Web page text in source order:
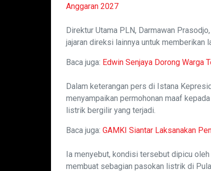
Anggaran 2027
Direktur Utama PLN, Darmawan
jajaran direksi lainnya untuk memberikan
Baca juga: Edwin Senjaya Dorong Warga
Dalam keterangan pers di Istana
menyampaikan permohonan maaf
listrik bergilir yang terjadi.
Baca juga: GAMKI Siantar Laksanakan
Ia menyebut, kondisi tersebut dipicu
membuat sebagian pasokan listrik di